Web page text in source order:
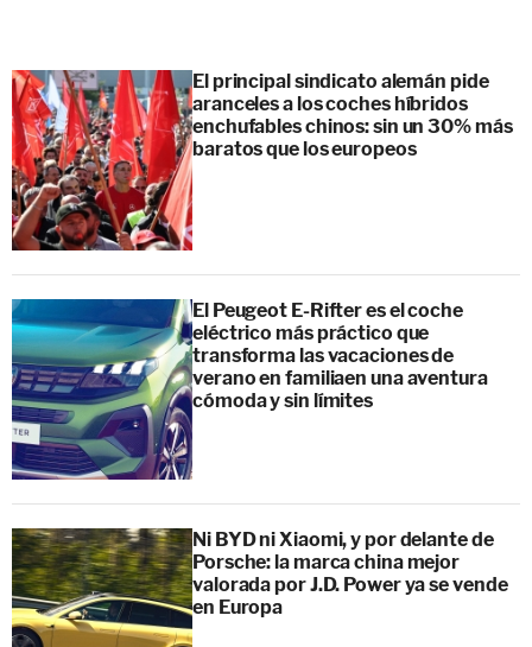
El principal sindicato alemán pide
aranceles a los coches híbridos
enchufables chinos: sin un 30% más
baratos que los europeos
El Peugeot E-Rifter es el coche
eléctrico más práctico que
transforma las vacaciones de
verano en familiaen una aventura
cómoda y sin límites
Ni BYD ni Xiaomi, y por delante de
Porsche: la marca china mejor
valorada por J.D. Power ya se vende
en Europa